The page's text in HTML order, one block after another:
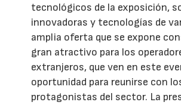
tecnológicos de la exposición,
innovadoras y tecnologías de
amplia oferta que se expone
gran atractivo para los
extranjeros, que ven en este
oportunidad para reunirse con
protagonistas del sector. La